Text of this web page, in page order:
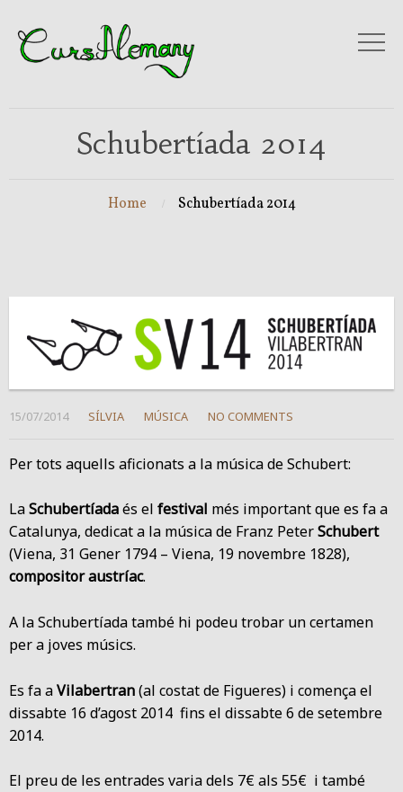
Schubertíada 2014
Home Schubertíada 2014
15/07/2014 SÍLVIA MÚSICA NO COMMENTS
Per tots aquells aficionats a la música de Schubert:
LaSchubertíadaés el festival més important que es fa a
Catalunya, dedicat a la música de Franz PeterSchubert
(Viena, 31 Gener 1794 – Viena, 19 novembre 1828),
compositor austríac.
A la Schubertíada també hi podeu trobar un certamen
per a joves músics.
Es fa aVilabertran(al costat de Figueres) i comença el
dissabte 16 d’agost 2014 fins el dissabte 6 de setembre
2014.
El preu de les entrades varia dels 7€ als 55€ i també